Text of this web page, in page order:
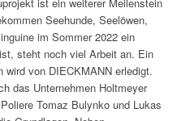
Seehunde, Seelöwen,
im Sommer 2022 ein
steht noch viel Arbeit an. Ein
wird von DIECKMANN erledigt.
das Unternehmen Holtmeyer
Tomaz Bulynko und Lukas